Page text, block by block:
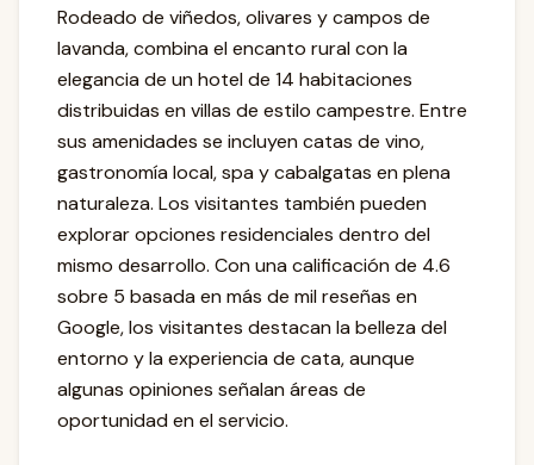
Rodeado de viñedos, olivares y campos de
lavanda, combina el encanto rural con la
elegancia de un hotel de 14 habitaciones
distribuidas en villas de estilo campestre. Entre
sus amenidades se incluyen catas de vino,
gastronomía local, spa y cabalgatas en plena
naturaleza. Los visitantes también pueden
explorar opciones residenciales dentro del
mismo desarrollo. Con una calificación de 4.6
sobre 5 basada en más de mil reseñas en
Google, los visitantes destacan la belleza del
entorno y la experiencia de cata, aunque
algunas opiniones señalan áreas de
oportunidad en el servicio.